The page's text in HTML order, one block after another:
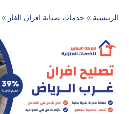
الرئيسية خدمات صيانة افران الغاز